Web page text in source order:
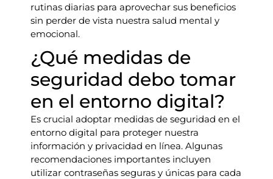
rutinas diarias para aprovechar sus beneficios
sin perder de vista nuestra salud mental y
emocional.
¿Qué medidas de
seguridad debo tomar
en el entorno digital?
Es crucial adoptar medidas de seguridad en el
entorno digital para proteger nuestra
información y privacidad en línea. Algunas
recomendaciones importantes incluyen
utilizar contraseñas seguras y únicas para cada